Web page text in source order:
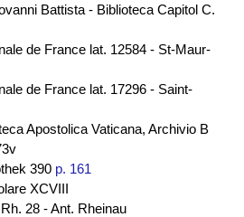
Battista - Biblioteca Capitol C.
de France lat. 12584 - St-Maur-
de France lat. 17296 - Saint-
Apostolica Vaticana, Archivio B
390 p. 161
XCVIII
28 - Ant. Rheinau